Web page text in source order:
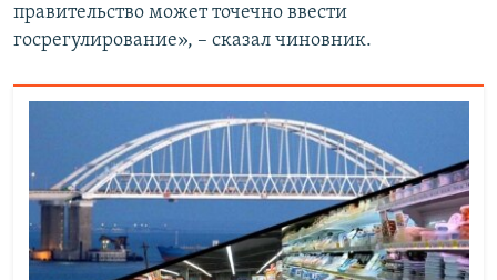
правительство может точечно ввести
госрегулирование», – сказал чиновник.